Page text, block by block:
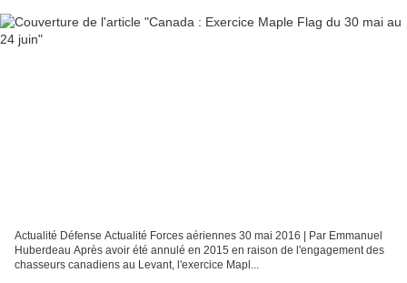
Actualité Défense Actualité Forces aériennes 30 mai 2016 | Par Emmanuel
Huberdeau Après avoir été annulé en 2015 en raison de l'engagement des
chasseurs canadiens au Levant, l'exercice Mapl...